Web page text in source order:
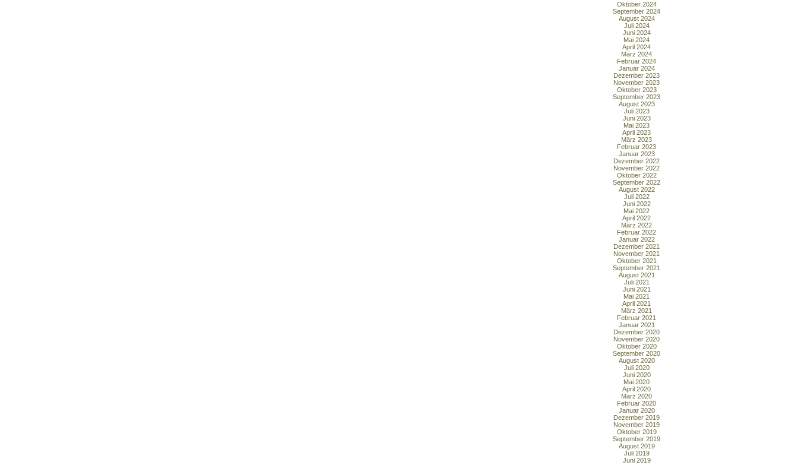
Oktober 2024
September 2024
August 2024
Juli 2024
Juni 2024
Mai 2024
April 2024
März 2024
Februar 2024
Januar 2024
Dezember 2023
November 2023
Oktober 2023
September 2023
August 2023
Juli 2023
Juni 2023
Mai 2023
April 2023
März 2023
Februar 2023
Januar 2023
Dezember 2022
November 2022
Oktober 2022
September 2022
August 2022
Juli 2022
Juni 2022
Mai 2022
April 2022
März 2022
Februar 2022
Januar 2022
Dezember 2021
November 2021
Oktober 2021
September 2021
August 2021
Juli 2021
Juni 2021
Mai 2021
April 2021
März 2021
Februar 2021
Januar 2021
Dezember 2020
November 2020
Oktober 2020
September 2020
August 2020
Juli 2020
Juni 2020
Mai 2020
April 2020
März 2020
Februar 2020
Januar 2020
Dezember 2019
November 2019
Oktober 2019
September 2019
August 2019
Juli 2019
Juni 2019